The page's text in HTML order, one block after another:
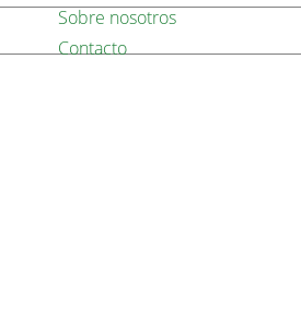
Sobre nosotros
Contacto